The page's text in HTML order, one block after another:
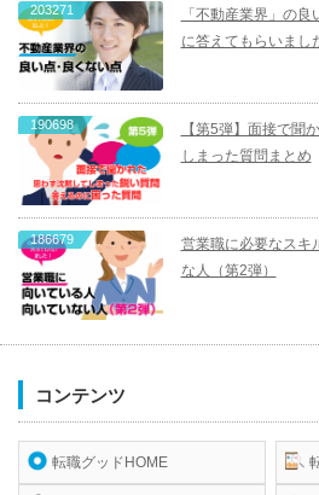
203271
「不動産業界」の
に答えてもらいまし
190698
【第5弾】面接で聞
しまった質問まとめ
186679
営業職に必要なスキ
な人（第2弾）
コンテンツ
転職グッドHOME